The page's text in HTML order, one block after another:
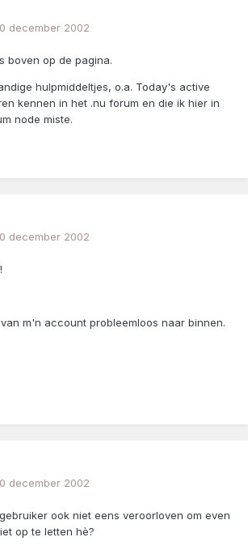
december 2002
boven op de pagina.
hulpmiddeltjes, o.a. Today's active
kennen in het .nu forum en die ik hier in
node miste.
december 2002
m'n account probleemloos naar binnen.
december 2002
ook niet eens veroorloven om even
op te letten hè?